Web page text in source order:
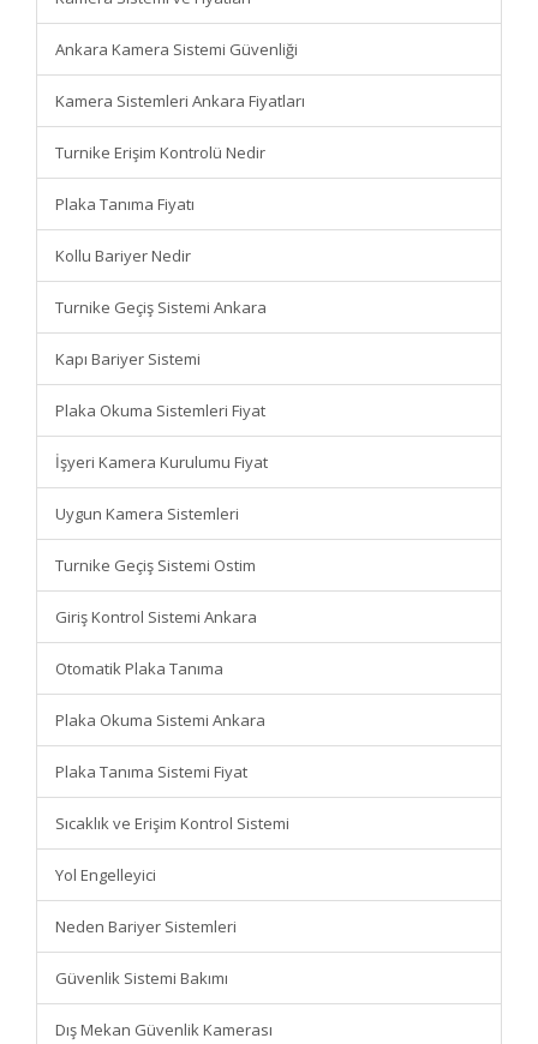
Ankara Kamera Sistemi Güvenliği
Kamera Sistemleri Ankara Fiyatları
Turnike Erişim Kontrolü Nedir
Plaka Tanıma Fiyatı
Kollu Bariyer Nedir
Turnike Geçiş Sistemi Ankara
Kapı Bariyer Sistemi
Plaka Okuma Sistemleri Fiyat
İşyeri Kamera Kurulumu Fiyat
Uygun Kamera Sistemleri
Turnike Geçiş Sistemi Ostim
Giriş Kontrol Sistemi Ankara
Otomatik Plaka Tanıma
Plaka Okuma Sistemi Ankara
Plaka Tanıma Sistemi Fiyat
Sıcaklık ve Erişim Kontrol Sistemi
Yol Engelleyici
Neden Bariyer Sistemleri
Güvenlik Sistemi Bakımı
Dış Mekan Güvenlik Kamerası